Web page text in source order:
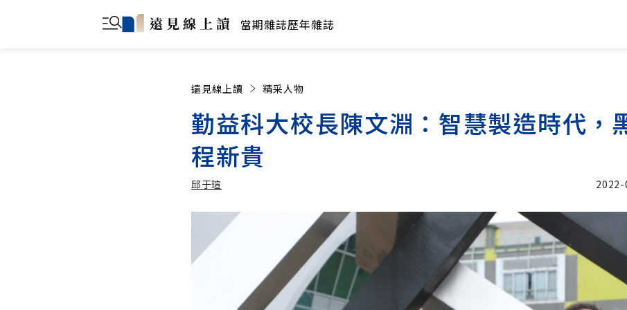
當期雜誌歷年雜誌
遠見線上讀 精采人物
勤益科大校長陳文淵：智慧製造時代，
程新貴
邱于瑄
加入追蹤